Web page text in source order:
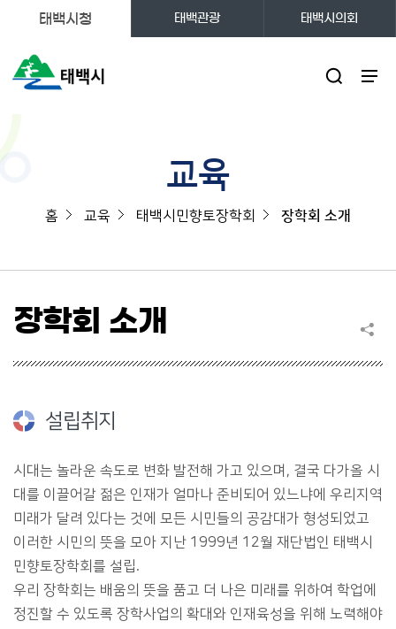
태백시청 태백관광 태백시의회
교육
홈 교육 태백시민향토장학회 장학회 소개
장학회 소개
설립취지
시대는 놀라운 속도로 변화 발전해 가고 있으며, 결국 다가올 시
대를 이끌어갈 젊은 인재가 얼마나 준비되어 있느냐에 우리지역
미래가 달려 있다는 것에 모든 시민들의 공감대가 형성되었고
이러한 시민의 뜻을 모아 지난 1999년 12월 재단법인 태백시
민향토장학회를 설립.
우리 장학회는 배움의 뜻을 품고 더 나은 미래를 위하여 학업에
정진할 수 있도록 장학사업의 확대와 인재육성을 위해 노력해야